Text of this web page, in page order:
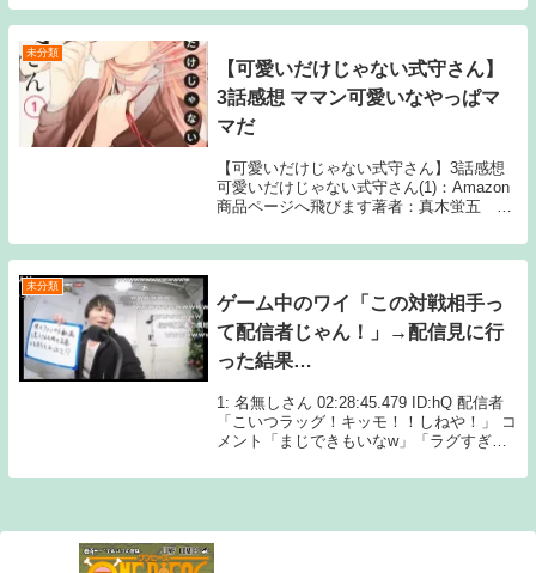
1: 名無しさん おかしいやろ 4: 名無しさん
これはアカン 5: 名無...
未分類
【可愛いだけじゃない式守さん】
3話感想 ママン可愛いなやっぱマ
マだ
【可愛いだけじゃない式守さん】3話感想
可愛いだけじゃない式守さん(1)：Amazon
商品ページへ飛びます著者：真木蛍五 出
感！！ 17: 4月24日(日) ママア、パパ
ァ………w 19: 4...
未分類
ゲーム中のワイ「この対戦相手っ
て配信者じゃん！」→配信見に行
った結果…
1: 名無しさん 02:28:45.479 ID:hQ 配信者
「こいつラッグ！キッモ！！しねや！」 コ
メント「まじできもいなw」「ラグすぎだ
しさん 02:29:08.152 いや草 3: 名無しさ...